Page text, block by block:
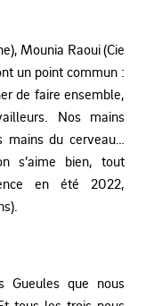
Mounia Raoui (Cie
un point commun :
de faire ensemble,
Nos mains
du cerveau…
s’aime bien, tout
en été 2022,
Gueules que nous